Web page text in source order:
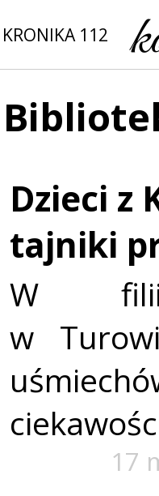
KRONIKA 112
Dzieci z
tajniki
W filii
w
17